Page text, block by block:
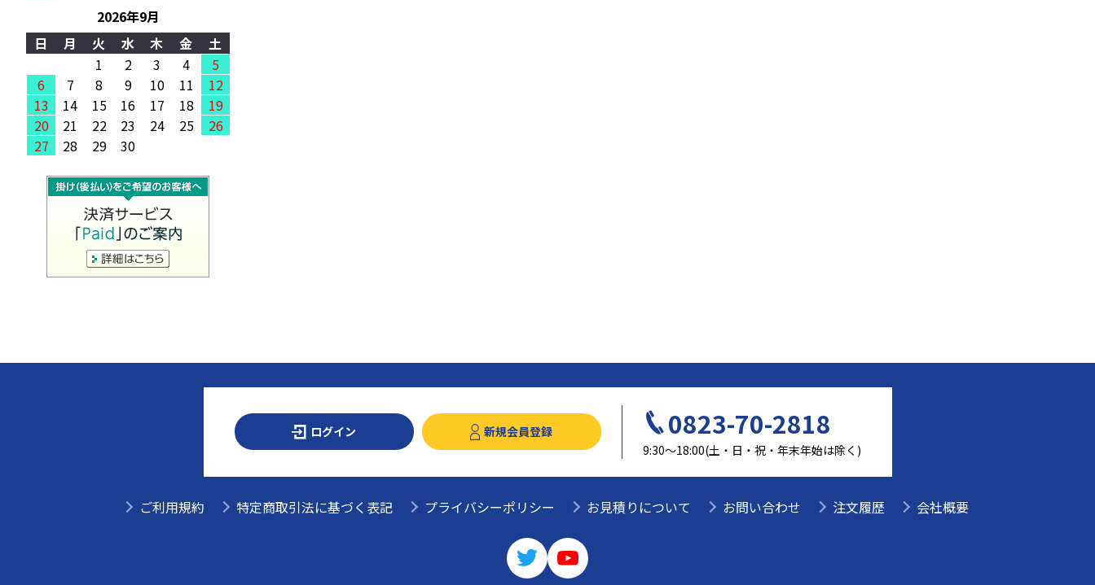
2026年9月
日
月 火 水 木 金
土
1
2 3 4
5
6
7 8 9 10 11
12
13
14 15 16 17 18
19
20
21 22 23 24 25
26
27
28 29 30
ログイン 新規会員登録 0823-70-2818
9:30～18:00(土・日・祝・年末年始は除く)
ご利用規約 特定商取引法に基づく表記 プライバシーポリシー お見積りについて お問い合わせ 注文履歴 会社概要